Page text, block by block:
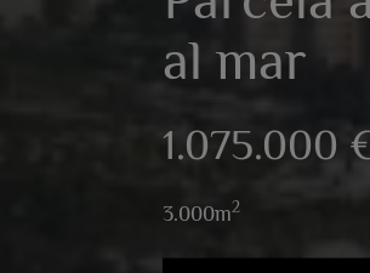
al mar
1.075.000
3.000m2